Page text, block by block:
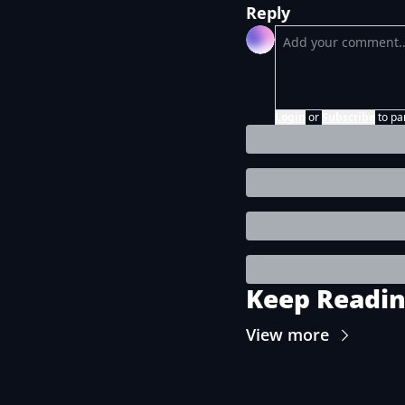
Reply
or to
Keep
View more